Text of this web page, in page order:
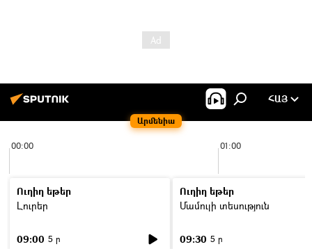
Արմենիա
ՀԱՅ
00:00 01:00
Ուղիղ եթեր
Լուրեր
09:00 5 ր
Ուղիղ եթեր
Մամուլի տեսություն
09:30 5 ր